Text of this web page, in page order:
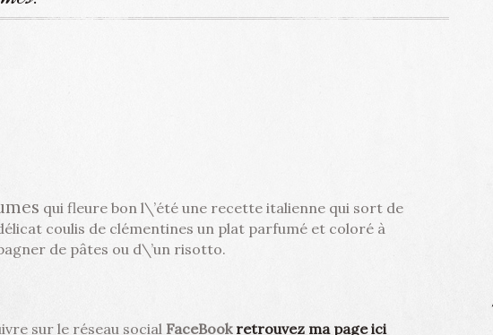
qui fleure bon l\’été une recette italienne qui sort de
coulis de clémentines un plat parfumé et coloré à
de pâtes ou d\’un risotto.
sur le réseau social FaceBook retrouvez ma page ici